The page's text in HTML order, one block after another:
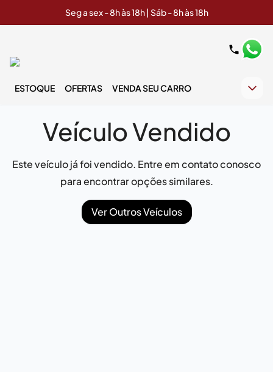
Seg a sex - 8h às 18h | Sáb - 8h às 18h
ESTOQUE OFERTAS VENDA SEU CARRO
Veículo Vendido
Este veículo já foi vendido. Entre em contato conosco
para encontrar opções similares.
Ver Outros Veículos